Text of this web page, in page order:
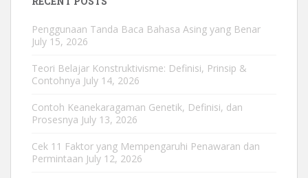
Penggunaan Tanda Baca Bahasa Asing yang Benar
July 15, 2026
Teori Belajar Konstruktivisme: Definisi, Prinsip &
Contohnya July 14, 2026
Contoh Keanekaragaman Genetik, Definisi, dan
Prosesnya July 13, 2026
Cek 11 Faktor yang Mempengaruhi Penawaran dan
Permintaan July 12, 2026